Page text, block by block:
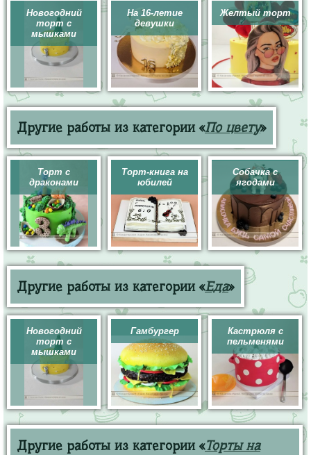
Новогодний
торт с
мышками
На 16-летие
девушки
Желтый торт
Другие работы из категории «По цвету»
Торт с
драконами
Торт-книга на
юбилей
Собачка с
ягодами
Другие работы из категории «Еда»
Новогодний
торт с
мышками
Гамбургер
Кастрюля с
пельменями
Другие работы из категории «Торты на